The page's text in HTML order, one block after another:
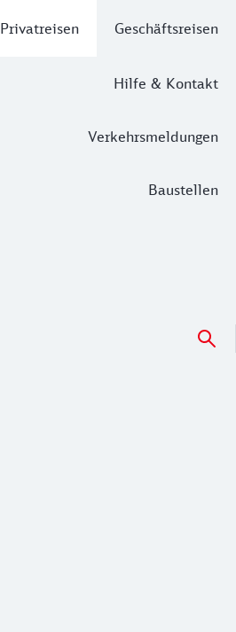
Privatreisen Geschäftsreisen
Hilfe & Kontakt
Verkehrsmeldungen
Baustellen